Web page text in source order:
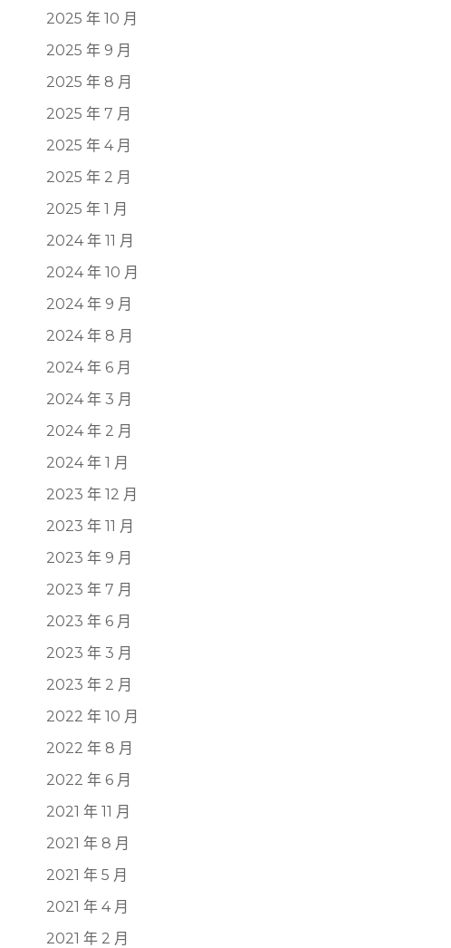
2025 年 10 月
2025 年 9 月
2025 年 8 月
2025 年 7 月
2025 年 4 月
2025 年 2 月
2025 年 1 月
2024 年 11 月
2024 年 10 月
2024 年 9 月
2024 年 8 月
2024 年 6 月
2024 年 3 月
2024 年 2 月
2024 年 1 月
2023 年 12 月
2023 年 11 月
2023 年 9 月
2023 年 7 月
2023 年 6 月
2023 年 3 月
2023 年 2 月
2022 年 10 月
2022 年 8 月
2022 年 6 月
2021 年 11 月
2021 年 8 月
2021 年 5 月
2021 年 4 月
2021 年 2 月